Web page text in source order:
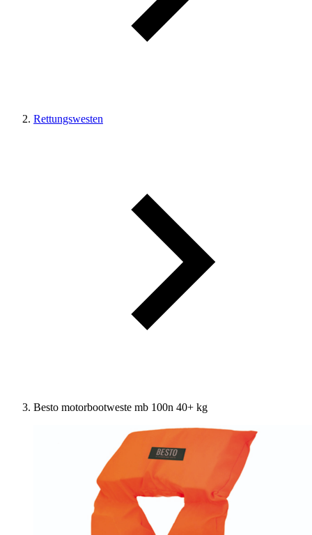
Rettungswesten
Besto motorbootweste mb 100n 40+ kg